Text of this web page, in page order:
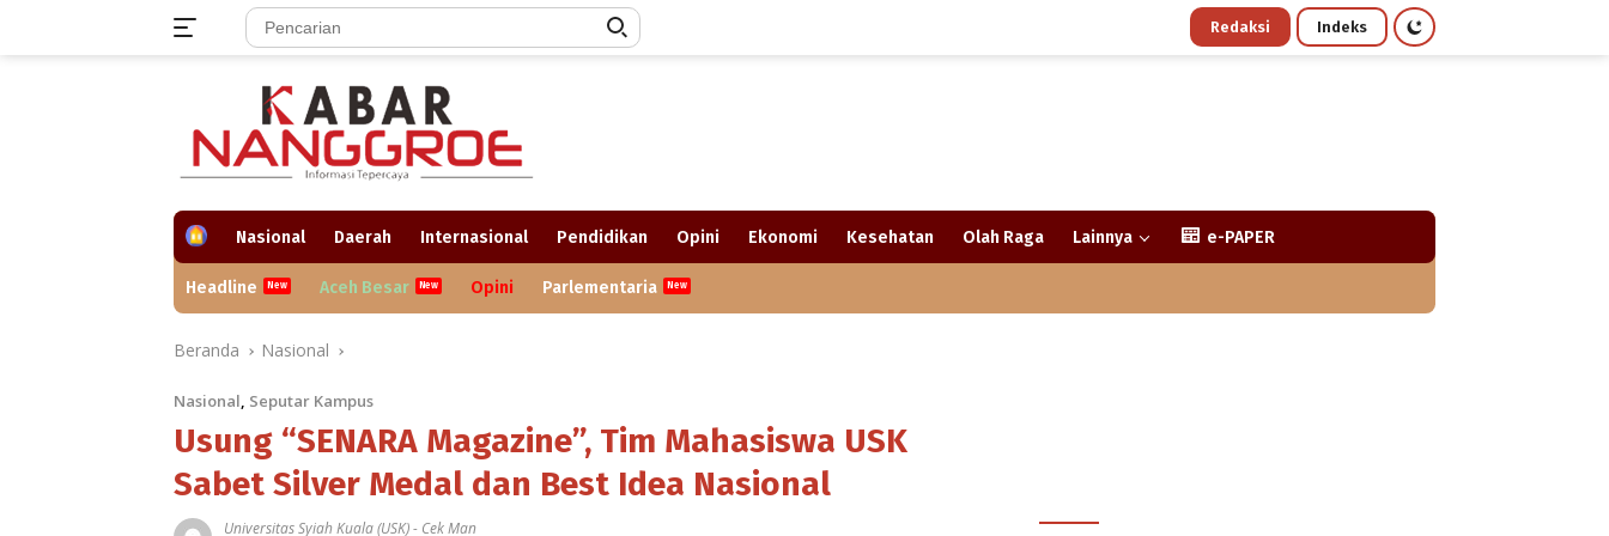
Redaksi Indeks
H
e
Nasional Daerah Internasional Pendidikan Opini Ekonomi Kesehatan Olah Raga Lainnya e-PAPER
Headline Aceh Besar Opini Parlementaria
Beranda Nasional
Nasional, Seputar Kampus
Usung “SENARA Magazine”, Tim Mahasiswa USK
Sabet Silver Medal dan Best Idea Nasional
Universitas Syiah Kuala (USK)- Cek Man